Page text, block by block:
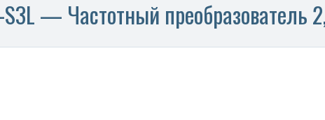
— Частотный преобразователь